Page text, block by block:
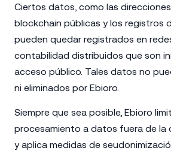
Ciertos datos, como las
blockchain públicas y los registros
pueden quedar registrados en
contabilidad distribuidos que son
acceso público. Tales datos no
ni eliminados por Ebioro.
Siempre que sea posible, Ebioro
procesamiento a datos fuera de la
y aplica medidas de